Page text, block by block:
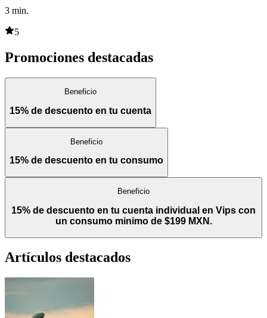
3 min.
5
Promociones destacadas
Beneficio
15% de descuento en tu cuenta
Beneficio
15% de descuento en tu consumo
Beneficio
15% de descuento en tu cuenta individual en Vips con
un consumo minimo de $199 MXN.
Artículos destacados